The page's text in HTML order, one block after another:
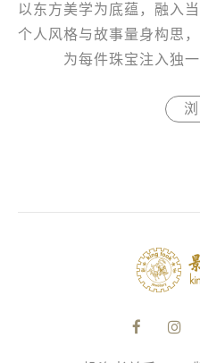
以东方美学为底蕴，融入
个人风格与故事量身构思
为每件珠宝注入独